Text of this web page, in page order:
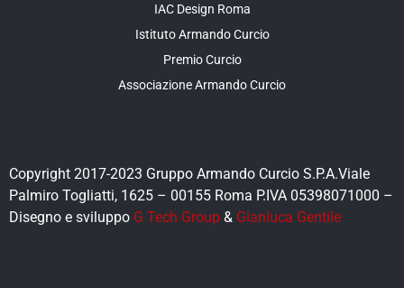
IAC Design Roma
Istituto Armando Curcio
Premio Curcio
Associazione Armando Curcio
Copyright 2017-2023 Gruppo Armando Curcio S.P.A.Viale
Palmiro Togliatti, 1625 – 00155 Roma P.IVA 05398071000 –
Disegno e sviluppo G Tech Group & Gianluca Gentile